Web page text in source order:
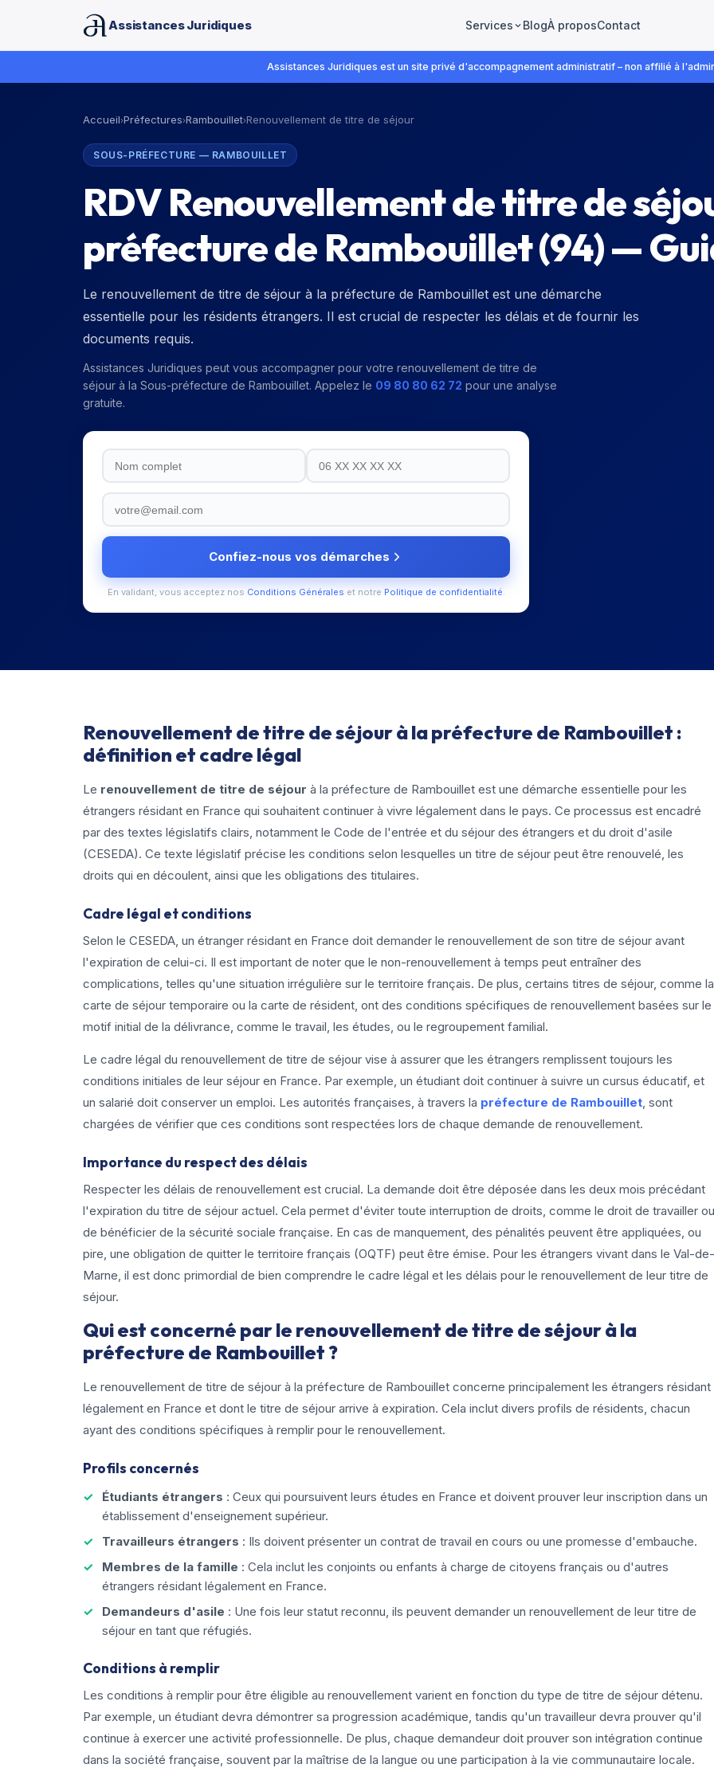
Assistances Juridiques Services BlogÀ proposContact
Assistances Juridiques est un site privé d'accompagnement administratif – non affilié à
Accueil›Préfectures›Rambouillet›Renouvellement de titre de séjour
SOUS-PRÉFECTURE — RAMBOUILLET
RDV Renouvellement de titre de
préfecture de Rambouillet (94) —
Le renouvellement de titre de séjour à la préfecture de Rambouillet est une démarche
essentielle pour les résidents étrangers. Il est crucial de respecter les délais et de fournir les
documents requis.
Assistances Juridiques peut vous accompagner pour votre renouvellement de titre de
séjour à la Sous-préfecture de Rambouillet. Appelez le 09 80 80 62 72 pour une analyse
gratuite.
Confiez-nous vos démarches
En validant, vous acceptez nos Conditions Générales et notre Politique de confidentialité.
Renouvellement de titre de séjour à la préfecture de Rambouillet :
définition et cadre légal
Le renouvellement de titre de séjour à la préfecture de Rambouillet est une démarche essentielle pour les
étrangers résidant en France qui souhaitent continuer à vivre légalement dans le pays. Ce processus est encadré
par des textes législatifs clairs, notamment le Code de l'entrée et du séjour des étrangers et du droit d'asile
(CESEDA). Ce texte législatif précise les conditions selon lesquelles un titre de séjour peut être renouvelé, les
droits qui en découlent, ainsi que les obligations des titulaires.
Cadre légal et conditions
Selon le CESEDA, un étranger résidant en France doit demander le renouvellement de son titre de séjour avant
l'expiration de celui-ci. Il est important de noter que le non-renouvellement à temps peut entraîner des
complications, telles qu'une situation irrégulière sur le territoire français. De plus, certains titres de séjour, comme la
carte de séjour temporaire ou la carte de résident, ont des conditions spécifiques de renouvellement basées sur le
motif initial de la délivrance, comme le travail, les études, ou le regroupement familial.
Le cadre légal du renouvellement de titre de séjour vise à assurer que les étrangers remplissent toujours les
conditions initiales de leur séjour en France. Par exemple, un étudiant doit continuer à suivre un cursus éducatif, et
un salarié doit conserver un emploi. Les autorités françaises, à travers la préfecture de Rambouillet, sont
chargées de vérifier que ces conditions sont respectées lors de chaque demande de renouvellement.
Importance du respect des délais
Respecter les délais de renouvellement est crucial. La demande doit être déposée dans les deux mois précédant
l'expiration du titre de séjour actuel. Cela permet d'éviter toute interruption de droits, comme le droit de travailler ou
de bénéficier de la sécurité sociale française. En cas de manquement, des pénalités peuvent être appliquées, ou
pire, une obligation de quitter le territoire français (OQTF) peut être émise. Pour les étrangers vivant dans le Val-de-
Marne, il est donc primordial de bien comprendre le cadre légal et les délais pour le renouvellement de leur titre de
séjour.
Qui est concerné par le renouvellement de titre de séjour à la
préfecture de Rambouillet ?
Le renouvellement de titre de séjour à la préfecture de Rambouillet concerne principalement les étrangers résidant
légalement en France et dont le titre de séjour arrive à expiration. Cela inclut divers profils de résidents, chacun
ayant des conditions spécifiques à remplir pour le renouvellement.
Profils concernés
Étudiants étrangers : Ceux qui poursuivent leurs études en France et doivent prouver leur inscription dans un
établissement d'enseignement supérieur.
Travailleurs étrangers : Ils doivent présenter un contrat de travail en cours ou une promesse d'embauche.
Membres de la famille : Cela inclut les conjoints ou enfants à charge de citoyens français ou d'autres
étrangers résidant légalement en France.
Demandeurs d'asile : Une fois leur statut reconnu, ils peuvent demander un renouvellement de leur titre de
séjour en tant que réfugiés.
Conditions à remplir
Les conditions à remplir pour être éligible au renouvellement varient en fonction du type de titre de séjour détenu.
Par exemple, un étudiant devra démontrer sa progression académique, tandis qu'un travailleur devra prouver qu'il
continue à exercer une activité professionnelle. De plus, chaque demandeur doit prouver son intégration continue
dans la société française, souvent par la maîtrise de la langue ou une participation à la vie communautaire locale.